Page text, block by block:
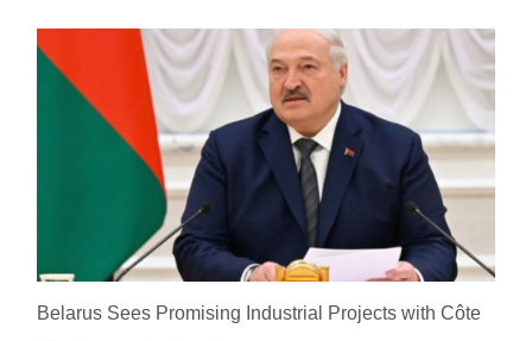
Belarus Sees Promising Industrial Projects with Côte